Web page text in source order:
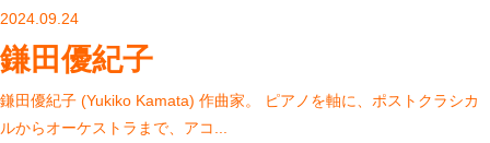
2024.09.24
鎌田優紀子
鎌田優紀子 (Yukiko Kamata) 作曲家。 ピアノを軸に、ポストクラシカ
ルからオーケストラまで、アコ...